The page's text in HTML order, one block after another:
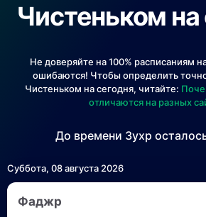
Чистеньком на
Не доверяйте на 100% расписаниям
ошибаются! Чтобы определить
Чистеньком на сегодня, читайте:
отличаются на разных
До времени Зухр
Суббота, 08 августа 2026
Фаджр